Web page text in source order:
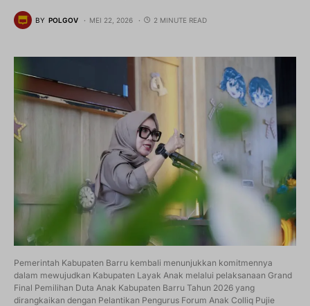
BY POLGOV MEI 22, 2026 2 MINUTE READ
Pemerintah Kabupaten Barru kembali menunjukkan komitmennya
dalam mewujudkan Kabupaten Layak Anak melalui pelaksanaan Grand
Final Pemilihan Duta Anak Kabupaten Barru Tahun 2026 yang
dirangkaikan dengan Pelantikan Pengurus Forum Anak Colliq Pujie